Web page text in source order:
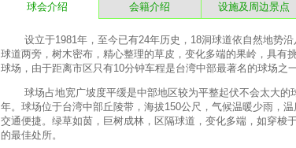
球会介绍 会籍介绍 设施及周边景点
设立于1981年，至今已有24年历史，18洞球道依自然地势沿
球道两旁，树木密布，精心整理的草皮，变化多端的果岭，具有
球场，由于距离市区只有10分钟车程是台湾中部最著名的球场之一
球场占地宽广坡度平缓是中部地区较为平整起伏不会太大的
年。球场位于台湾中部丘陵带，海拔150公尺，气候温暖少雨，
交通便捷。绿草如茵，巨树成林，区隔球道，变化多端，如穿梭
的最佳处所。